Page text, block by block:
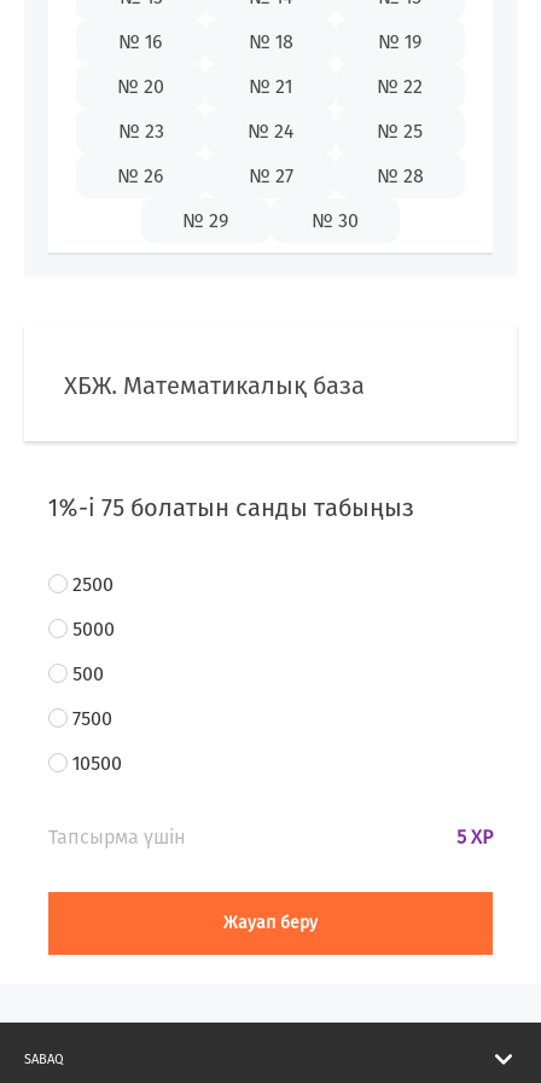
№ 16
№ 18
№ 19
№ 20
№ 21
№ 22
№ 23
№ 24
№ 25
№ 26
№ 27
№ 28
№ 29
№ 30
ХБЖ. Математикалық база
1%-і 75 болатын санды табыңыз
2500
5000
500
7500
10500
Тапсырма үшін 5 XP
Жауап беру
SABAQ